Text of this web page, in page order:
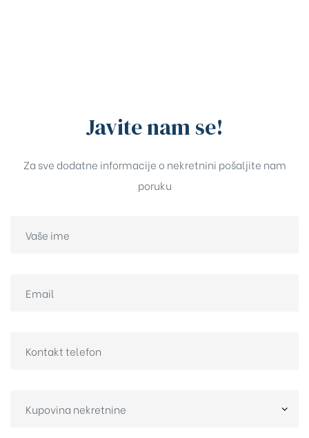
Javite nam se!
Za sve dodatne informacije o nekretnini pošaljite nam
poruku